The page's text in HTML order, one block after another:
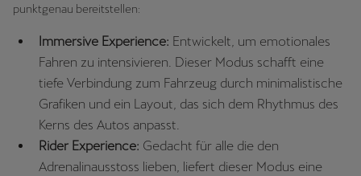
punktgenau bereitstellen:
Immersive Experience: Entwickelt, um emotionales
Fahren zu intensivieren. Dieser Modus schafft eine
tiefe Verbindung zum Fahrzeug durch minimalistische
Grafiken und ein Layout, das sich dem Rhythmus des
Kerns des Autos anpasst.
Rider Experience: Gedacht für alle die den
Adrenalinausstoss lieben, liefert dieser Modus eine